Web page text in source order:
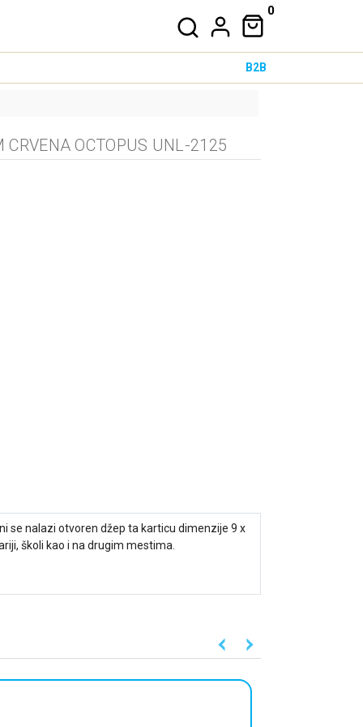
0
B2B
CRVENA OCTOPUS UNL-2125
se nalazi otvoren džep ta karticu dimenzije 9 x
školi kao i na drugim mestima.